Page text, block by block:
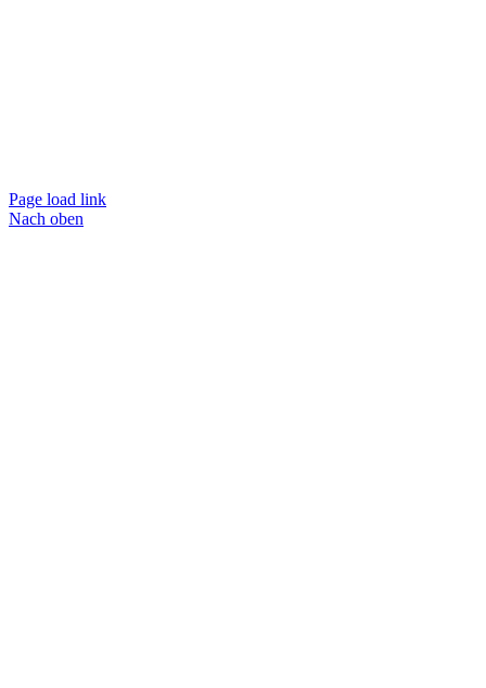
Page load link
Nach oben